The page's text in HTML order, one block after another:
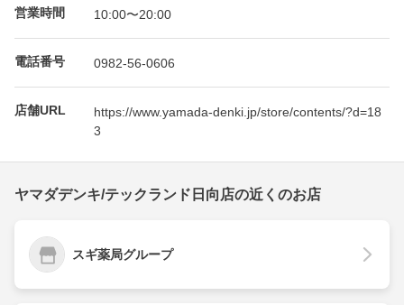
営業時間 10:00〜20:00
電話番号 0982-56-0606
店舗URL
https://www.yamada-denki.jp/store/contents/?d=18
3
ヤマダデンキ/テックランド日向店の近くのお店
スギ薬局グループ